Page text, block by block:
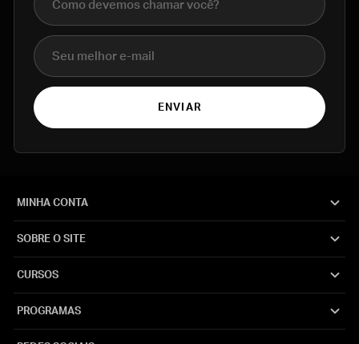
E-mail
ENVIAR
MINHA CONTA
SOBRE O SITE
CURSOS
PROGRAMAS